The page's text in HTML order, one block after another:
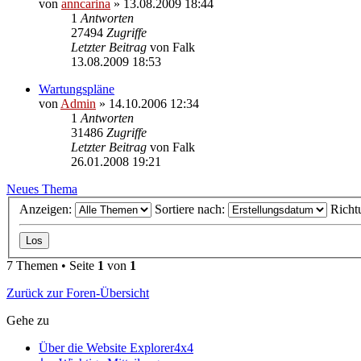
von anncarina » 13.08.2009 18:44
1 Antworten
27494 Zugriffe
Letzter Beitrag von Falk
13.08.2009 18:53
Wartungspläne
von Admin » 14.10.2006 12:34
1 Antworten
31486 Zugriffe
Letzter Beitrag von Falk
26.01.2008 19:21
Neues Thema
Anzeigen:
Sortiere nach:
7 Themen • Seite 1 von 1
Zurück zur Foren-Übersicht
Gehe zu
Über die Website Explorer4x4